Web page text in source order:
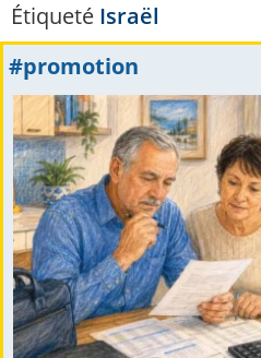
Étiqueté Israël
#promotion